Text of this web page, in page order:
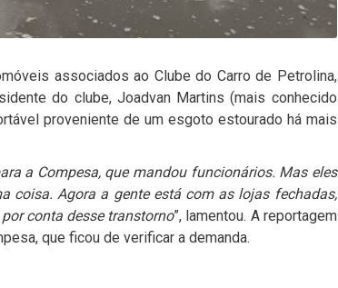
associados ao Clube do Carro de Petrolina,
do clube, Joadvan Martins (mais conhecido
proveniente de um esgoto estourado há mais
a Compesa, que mandou funcionários. Mas eles
coisa. Agora a gente está com as lojas fechadas,
conta desse transtorno”, lamentou. A reportagem
que ficou de verificar a demanda.